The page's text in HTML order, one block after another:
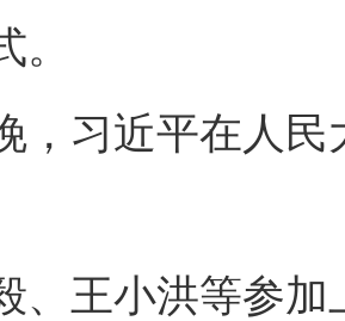
习近平在人民
王小洪等参加
乱象丛生